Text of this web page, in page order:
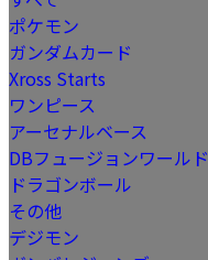
ポケモン
ガンダムカード
Xross Starts
ワンピース
アーセナルベース
DBフュージョンワールド
ドラゴンボール
その他
デジモン